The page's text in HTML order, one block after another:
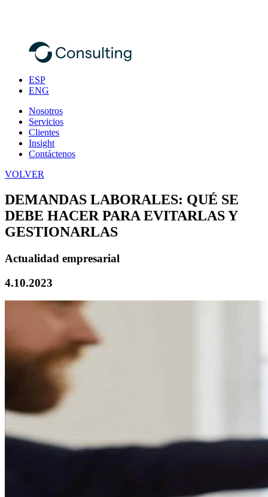
ESP
ENG
Nosotros
Servicios
Clientes
Insight
Contáctenos
VOLVER
DEMANDAS LABORALES: QUÉ SE
DEBE HACER PARA EVITARLAS Y
GESTIONARLAS
Actualidad empresarial
4.10.2023